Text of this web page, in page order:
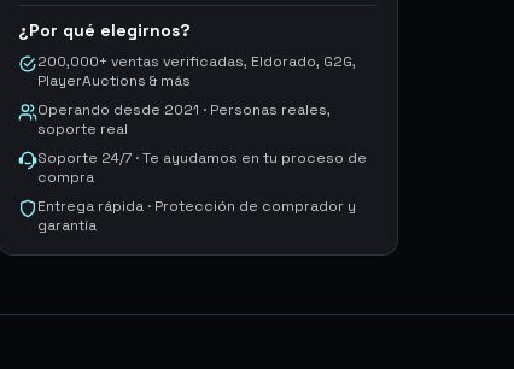
¿Por qué elegirnos?
200,000+ ventas verificadas, Eldorado, G2G,
PlayerAuctions & más
Operando desde 2021 · Personas reales,
soporte real
Soporte 24/7 · Te ayudamos en tu proceso de
compra
Entrega rápida · Protección de comprador y
garantía